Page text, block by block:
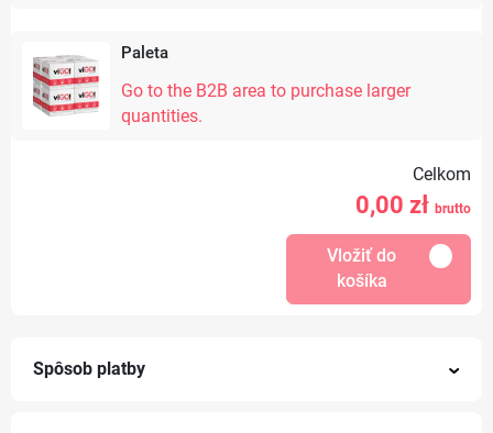
Paleta
Go to the B2B area to purchase larger
quantities.
Celkom
0,00 zł brutto
Vložiť do
košíka
Spôsob platby